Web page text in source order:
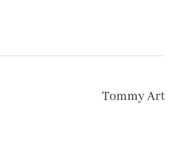
Tommy Art